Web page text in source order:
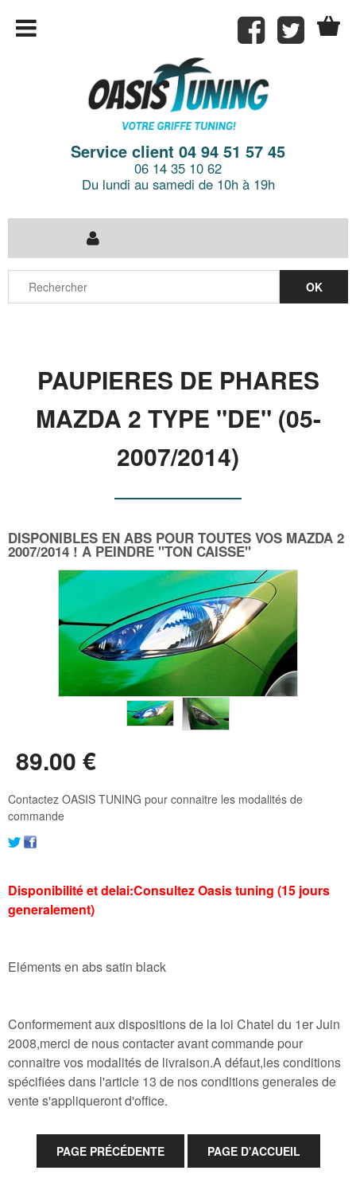
Service client 04 94 51 57 45
06 14 35 10 62
Du lundi au samedi de 10h à 19h
PAUPIERES DE PHARES
MAZDA 2 TYPE "DE" (05-
2007/2014)
DISPONIBLES EN ABS POUR TOUTES VOS MAZDA 2
2007/2014 ! A PEINDRE "TON CAISSE"
89.00 €
Contactez OASIS TUNING pour connaitre les modalités de
commande
Disponibilité et delai:Consultez Oasis tuning (15 jours
generalement)
Eléments en abs satin black
Conformement aux dispositions de la loi Chatel du 1er Juin
2008,merci de nous contacter avant commande pour
connaitre vos modalités de livraison.A défaut,les conditions
spécifiées dans l'article 13 de nos conditions generales de
vente s'appliqueront d'office.